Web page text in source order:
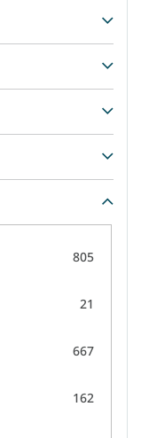
805
21
667
162